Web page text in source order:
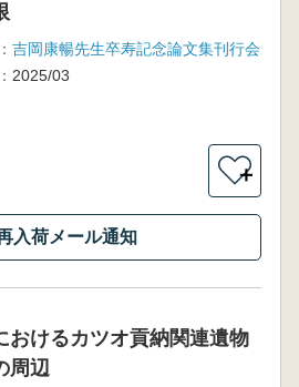
吉岡康暢先生卒寿記念論文集刊行会
2025/03
＋
入荷メール通知
おけるカツオ貢納関連遺物
周辺